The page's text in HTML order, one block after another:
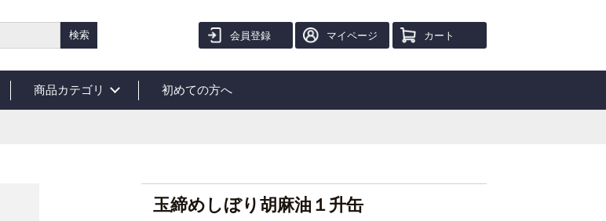
検索 会員登録 マイページ カート
商品カテゴリ 初めての方へ
玉締めしぼり胡麻油１升缶